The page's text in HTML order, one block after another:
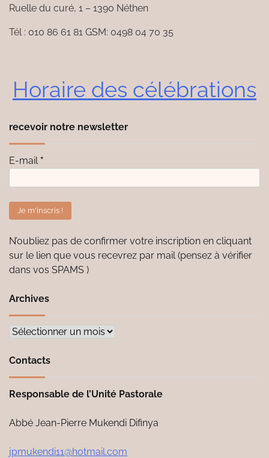
Ruelle du curé, 1 – 1390 Néthen
Tél : 010 86 61 81 GSM: 0498 04 70 35
Horaire des célébrations
recevoir notre newsletter
E-mail *
N’oubliez pas de confirmer votre inscription en cliquant
sur le lien que vous recevrez par mail (pensez à vérifier
dans vos SPAMS )
Archives
Archives
Contacts
Responsable de l’Unité Pastorale
Abbé Jean-Pierre Mukendi Difinya
jpmukendi11@hotmail.com